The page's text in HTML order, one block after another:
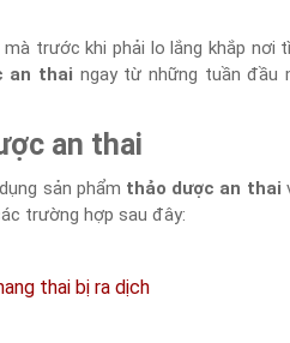
trước khi phải lo lắng khắp
an thai ngay từ những tuần đầu
an thai
sản phẩm thảo dược an thai
trường hợp sau đây:
thai bị ra dịch